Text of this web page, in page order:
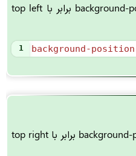
در این نمونه کد، مقدار background-position برابر با top left
1 background-position
در این نمونه کد، مقدار background-position برابر با top right